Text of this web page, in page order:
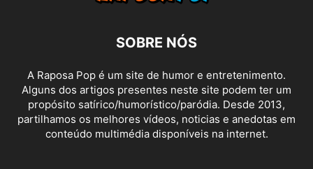
SOBRE NÓS
A Raposa Pop é um site de humor e entretenimento.
Alguns dos artigos presentes neste site podem ter um
propósito satírico/humorístico/paródia. Desde 2013,
partilhamos os melhores vídeos, noticias e anedotas em
conteúdo multimédia disponíveis na internet.